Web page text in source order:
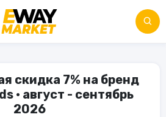
скидка 7% на бренд
• август - сентябрь
2026